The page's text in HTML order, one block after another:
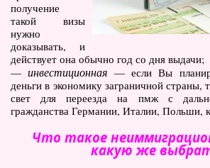
получение
такой визы
нужно
доказывать, и
действует она обычно год со дня выдачи;
—инвестиционная — если Вы
деньги в экономику заграничной страны,
свет для переезда на пмж с
гражданства Германии, Италии, Польши,
Что такое
какую же